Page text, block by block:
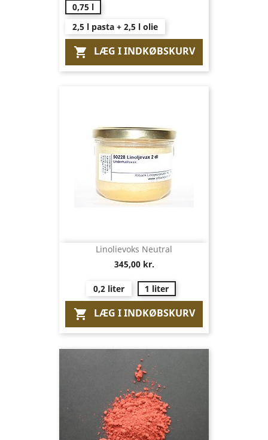
0,75 l
2,5 l pasta + 2,5 l olie
 LÆG I INDKØBSKURV
Linolievoks Neutral
345,00 kr.
0,2 liter 1 liter
 LÆG I INDKØBSKURV